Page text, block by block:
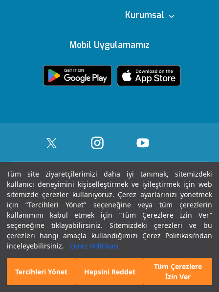
Tüm site ziyaretçilerimizi daha iyi tanımak, sitemizdeki
kullanıcı deneyimini kişiselleştirmek ve iyileştirmek için web
sitemizde çerezler kullanıyoruz. Çerez ayarlarınızı yönetmek
için “Tercihleri Yönet” seçeneğine veya tüm çerezlerin
kullanımını kabul etmek için “Tüm Çerezlere İzin Ver”
seçeneğine tıklayabilirsiniz. Sitemizdeki çerezleri ve bu
çerezleri hangi amaçla kullandığımızı Çerez Politikası’ndan
inceleyebilirsiniz.
Çerez Politikası
Tercihleri Yönet Hepsini Reddet
Tüm Çerezlere
İzin Ver
E-Randevu Hekim Bul
Sertifika & Akreditasyon
Haberler ve Etkinlikler
Ankara
Gaziantep
Tüm Hastanelerimiz
Doktorlarımız
Tedavileri
e-Randevu
e-Sonuc
Sizi Dinliyoruz
Evde Bakım
Nöbetçi Eczane
Gebelik Okulu
Kurumsal
içerik Güncelleme
Yasal Uyarı
Anlaşmalı Kurumlar
Kariyer
İletişim
Mobil Uygulamamız
Tüm Hakları Saklıdır © 2025 | Sayfa içeriği sadece
bilgilendirme amaçlıdır. Tanı ve tedavi için mutlaka
doktorunuza başvurunuz.
Son Güncellenme Tarihi : 07.08.2026 04:51:23